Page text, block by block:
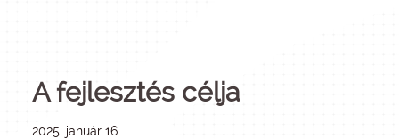
A fejlesztés célja
2025. január 16.